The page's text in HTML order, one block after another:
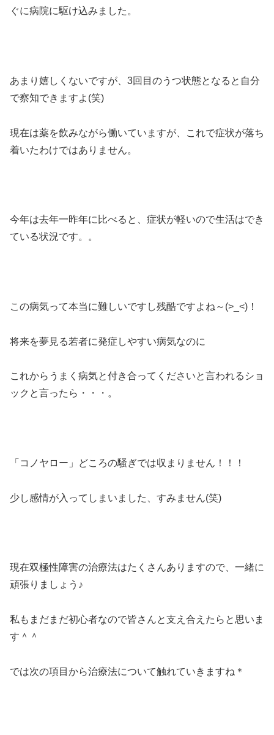
ぐに病院に駆け込みました。
あまり嬉しくないですが、3回目のうつ状態となると自分
で察知できますよ(笑)
現在は薬を飲みながら働いていますが、これで症状が落ち
着いたわけではありません。
今年は去年一昨年に比べると、症状が軽いので生活はでき
ている状況です。。
この病気って本当に難しいですし残酷ですよね～(>_<)！
将来を夢見る若者に発症しやすい病気なのに
これからうまく病気と付き合ってくださいと言われるショ
ックと言ったら・・・。
「コノヤロー」どころの騒ぎでは収まりません！！！
少し感情が入ってしまいました、すみません(笑)
現在双極性障害の治療法はたくさんありますので、一緒に
頑張りましょう♪
私もまだまだ初心者なので皆さんと支え合えたらと思いま
す＾＾
では次の項目から治療法について触れていきますね＊